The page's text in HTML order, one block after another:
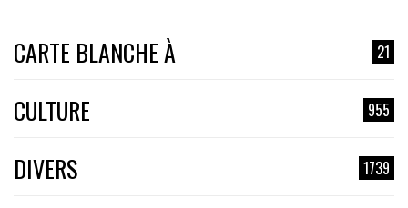
CARTE BLANCHE À 21
CULTURE 955
DIVERS 1739